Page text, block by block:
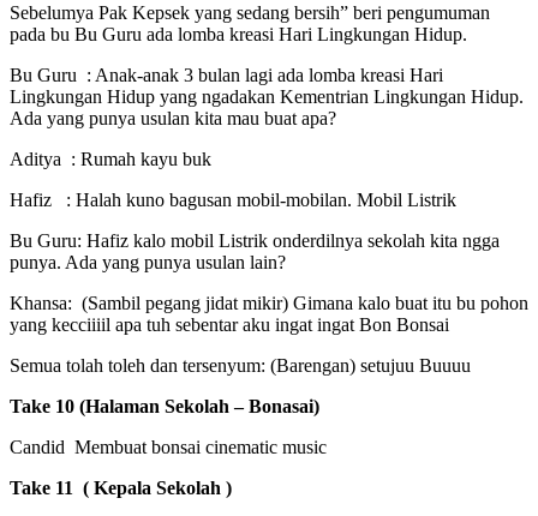
Sebelumya Pak Kepsek yang sedang bersih” beri pengumuman
pada bu Bu Guru ada lomba kreasi Hari Lingkungan Hidup.
Bu Guru : Anak-anak 3 bulan lagi ada lomba kreasi Hari
Lingkungan Hidup yang ngadakan Kementrian Lingkungan Hidup.
Ada yang punya usulan kita mau buat apa?
Aditya : Rumah kayu buk
Hafiz : Halah kuno bagusan mobil-mobilan. Mobil Listrik
Bu Guru: Hafiz kalo mobil Listrik onderdilnya sekolah kita ngga
punya. Ada yang punya usulan lain?
Khansa: (Sambil pegang jidat mikir) Gimana kalo buat itu bu pohon
yang kecciiiil apa tuh sebentar aku ingat ingat Bon Bonsai
Semua tolah toleh dan tersenyum: (Barengan) setujuu Buuuu
Take 10 (Halaman Sekolah – Bonasai)
Candid Membuat bonsai cinematic music
Take 11 ( Kepala Sekolah )